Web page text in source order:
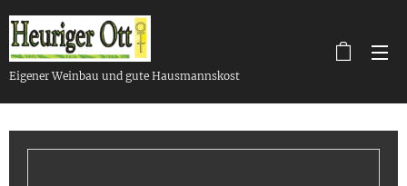
Eigener Weinbau und gute Hausmannskost